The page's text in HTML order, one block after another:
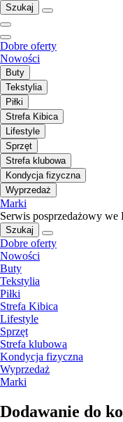
Szukaj
Dobre oferty
Nowości
Buty
Tekstylia
Piłki
Strefa Kibica
Lifestyle
Sprzęt
Strefa klubowa
Kondycja fizyczna
Wyprzedaż
Marki
Serwis posprzedażowy we
Szukaj
Dobre oferty
Nowości
Buty
Tekstylia
Piłki
Strefa Kibica
Lifestyle
Sprzęt
Strefa klubowa
Kondycja fizyczna
Wyprzedaż
Marki
Dodawanie do